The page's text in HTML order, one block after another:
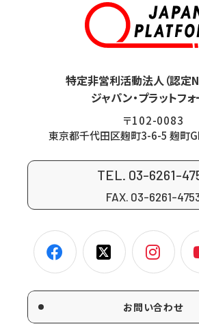
特定非営利活動法人（認定
ジャパン・プラットフ
〒102-0083
東京都千代田区麹町3-6-5 麹町
TEL. 03-6261-
FAX. 03-6261-
お問い合わせ